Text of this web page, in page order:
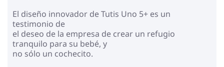
El diseño innovador de Tutis Uno 5+ es un
testimonio de
el deseo de la empresa de crear un refugio
tranquilo para su bebé, y
no sólo un cochecito.